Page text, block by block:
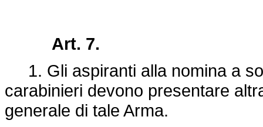
Art. 7.
1. Gli aspiranti alla nomina a
carabinieri devono presentare
generale di tale Arma.